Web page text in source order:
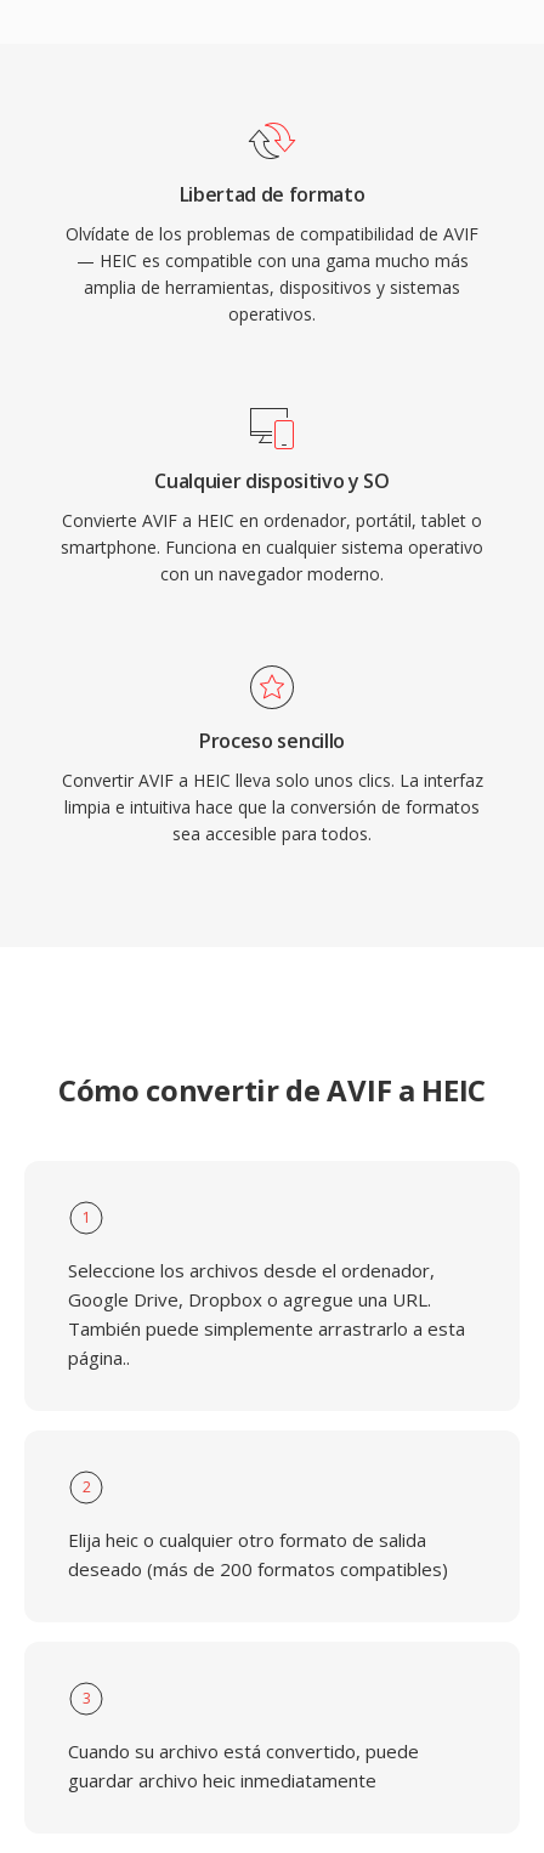
Libertad de formato
Olvídate de los problemas de compatibilidad de AVIF
— HEIC es compatible con una gama mucho más
amplia de herramientas, dispositivos y sistemas
operativos.
Cualquier dispositivo y SO
Convierte AVIF a HEIC en ordenador, portátil, tablet o
smartphone. Funciona en cualquier sistema operativo
con un navegador moderno.
Proceso sencillo
Convertir AVIF a HEIC lleva solo unos clics. La interfaz
limpia e intuitiva hace que la conversión de formatos
sea accesible para todos.
Cómo convertir de AVIF a HEIC
1
Seleccione los archivos desde el ordenador,
Google Drive, Dropbox o agregue una URL.
También puede simplemente arrastrarlo a esta
página..
2
Elija heic o cualquier otro formato de salida
deseado (más de 200 formatos compatibles)
3
Cuando su archivo está convertido, puede
guardar archivo heic inmediatamente